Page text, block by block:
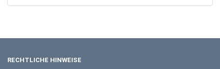
RECHTLICHE HINWEISE